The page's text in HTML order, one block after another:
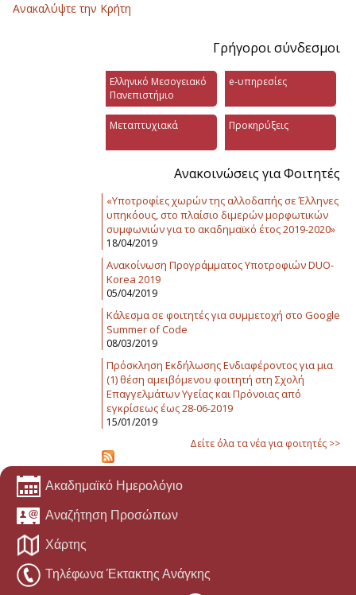
Ανακαλύψτε την Κρήτη
Γρήγοροι σύνδεσμοι
Ελληνικό Μεσογειακό
Πανεπιστήμιο
e-υπηρεσίες
Μεταπτυχιακά Προκηρύξεις
Ανακοινώσεις για Φοιτητές
«Υποτροφίες χωρών της αλλοδαπής σε Έλληνες
υπηκόους, στο πλαίσιο διμερών μορφωτικών
συμφωνιών για το ακαδημαϊκό έτος 2019-2020»
18/04/2019
Ανακοίνωση Προγράμματος Υποτροφιών DUO-
Korea 2019
05/04/2019
Κάλεσμα σε φοιτητές για συμμετοχή στο Google
Summer of Code
08/03/2019
Πρόσκληση Εκδήλωσης Ενδιαφέροντος για μια
(1) θέση αμειβόμενου φοιτητή στη Σχολή
Επαγγελμάτων Υγείας και Πρόνοιας από
εγκρίσεως έως 28-06-2019
15/01/2019
Δείτε όλα τα νέα για φοιτητές >>
Ακαδημαϊκό Ημερολόγιο
Αναζήτηση Προσώπων
Χάρτης
Τηλέφωνα Έκτακτης Ανάγκης